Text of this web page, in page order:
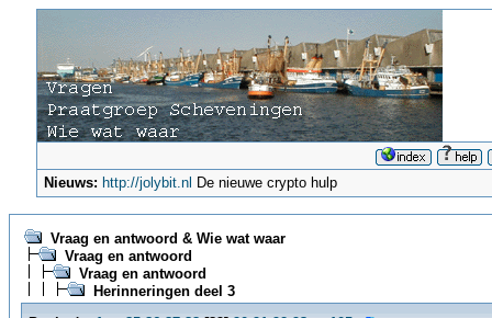
Nieuws: http://jolybit.nl De nieuwe crypto hulp
Vraag en antwoord & Wie wat waar
Vraag en antwoord
Vraag en antwoord
Herinneringen deel 3